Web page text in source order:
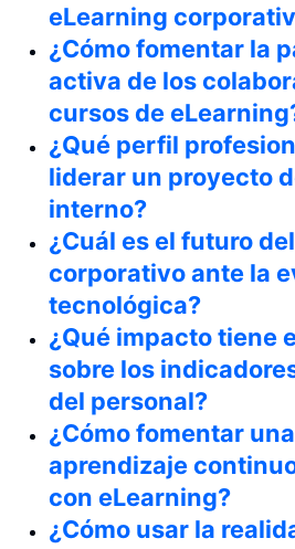
eLearning
¿Cómo fomentar la
activa de los
cursos de
¿Qué perfil
liderar un proyecto
interno?
¿Cuál es el futuro
corporativo ante la
tecnológica?
¿Qué impacto tiene
sobre los
del personal?
¿Cómo fomentar
aprendizaje
con eLearning?
¿Cómo usar la